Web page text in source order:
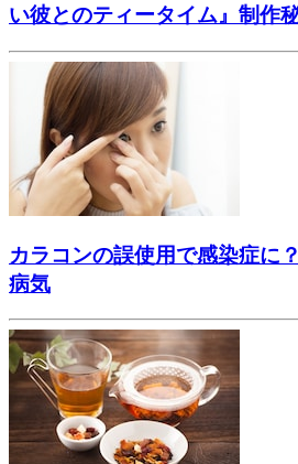
い彼とのティータイム』制作
カラコンの誤使用で感染症
病気